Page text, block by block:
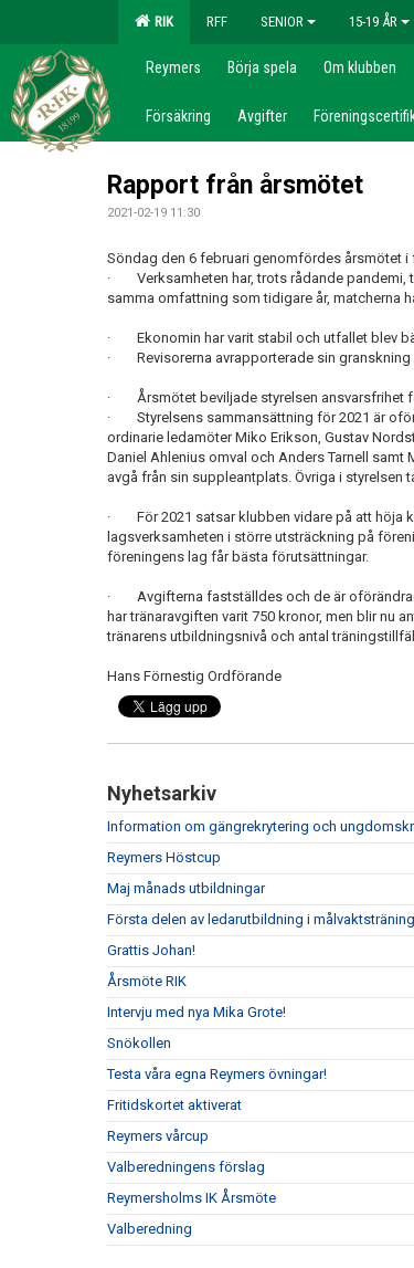
RIK RFF SENIOR 15-19 ÅR
Reymers Börja spela Om klubben
Försäkring Avgifter
Rapport från årsmötet
2021-02-19 11:30
Söndag den 6 februari genomfördes årsmötet i
· Verksamheten har, trots rådande pandemi,
samma omfattning som tidigare år, matcherna
· Ekonomin har varit stabil och utfallet blev
· Revisorerna avrapporterade sin granskning
· Årsmötet beviljade styrelsen ansvarsfrihet
· Styrelsens sammansättning för 2021 är
ordinarie ledamöter Miko Erikson, Gustav
Daniel Ahlenius omval och Anders Tarnell samt
avgå från sin suppleantplats. Övriga i styrelsen
· För 2021 satsar klubben vidare på att höja
lagsverksamheten i större utsträckning på
föreningens lag får bästa förutsättningar.
· Avgifterna fastställdes och de är
har tränaravgiften varit 750 kronor, men blir nu
tränarens utbildningsnivå och antal
Hans Förnestig Ordförande
Nyhetsarkiv
Information om gängrekrytering och
Reymers Höstcup
Maj månads utbildningar
Första delen av ledarutbildning i
Grattis Johan!
Årsmöte RIK
Intervju med nya Mika Grote!
Snökollen
Testa våra egna Reymers övningar!
Fritidskortet aktiverat
Reymers vårcup
Valberedningens förslag
Reymersholms IK Årsmöte
Valberedning